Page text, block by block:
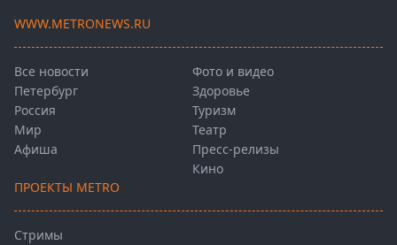
WWW.METRONEWS.RU
Все новости
Петербург
Россия
Мир
Афиша
Фото и видео
Здоровье
Туризм
Театр
Пресс-релизы
Кино
ПРОЕКТЫ METRO
Стримы